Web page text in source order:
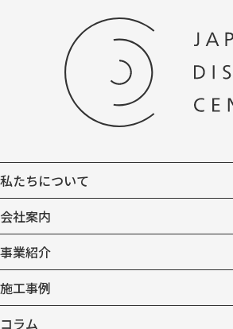
私たちについて
会社案内
事業紹介
施工事例
コラム